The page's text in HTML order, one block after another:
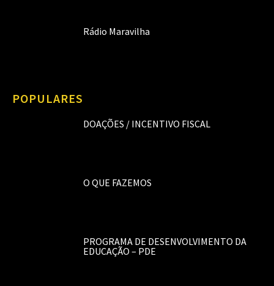
Rádio Maravilha
POPULARES
DOAÇÕES / INCENTIVO FISCAL
O QUE FAZEMOS
PROGRAMA DE DESENVOLVIMENTO DA
EDUCAÇÃO – PDE